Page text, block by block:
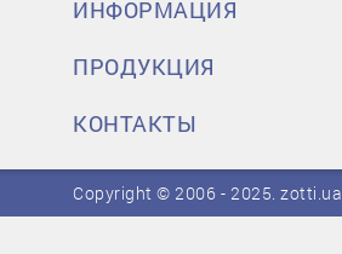
ИНФОРМАЦИЯ
ПРОДУКЦИЯ
КОНТАКТЫ
Copyright © 2006 - 2025.zotti.ua